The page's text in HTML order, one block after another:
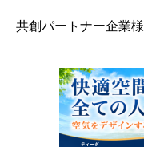
共創パートナー企業様